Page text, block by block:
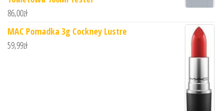
86,00zł
MAC Pomadka 3g Cockney Lustre
59,99zł